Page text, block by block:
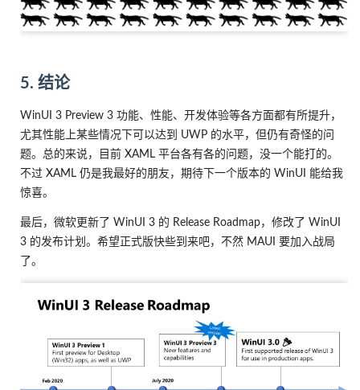
5. 结论
WinUI 3 Preview 3 功能、性能、开发体验等各方面都有所提升，
尤其性能上某些情况下可以达到 UWP 的水平，但仍有奇怪的问
题。总的来说，目前 XAML 平台各有各的问题，没一个能打的。
不过 XAML 仍是我最好的朋友，期待下一个版本的 WinUI 能给我
惊喜。
最后，微软更新了 WinUI 3 的 Release Roadmap，修改了 WinUI
3 的发布计划。希望正式版快些到来吧，不然 MAUI 要加入战局
了。